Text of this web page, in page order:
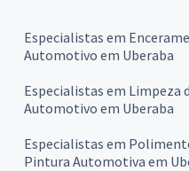
Especialistas em
Automotivo em Uberaba
Especialistas em Limpeza
Automotivo em Uberaba
Especialistas em
Pintura Automotiva em